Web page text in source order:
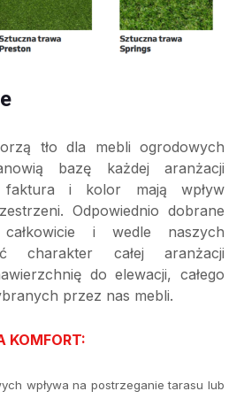
tło dla mebli ogrodowych
bazę każdej aranżacji
faktura i kolor mają wpływ
Odpowiednio dobrane
i wedle naszych
charakter całej aranżacji
do elewacji, całego
przez nas mebli.
KOMFORT:
wpływa na postrzeganie tarasu lub